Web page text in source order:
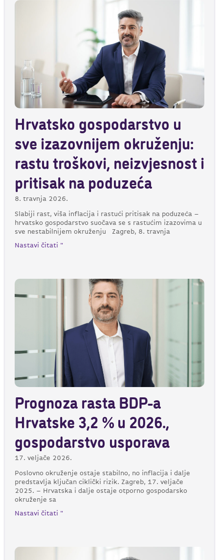
Hrvatsko gospodarstvo u
sve izazovnijem okruženju:
rastu troškovi, neizvjesnost i
pritisak na poduzeća
8. travnja 2026.
Slabiji rast, viša inflacija i rastući pritisak na poduzeća –
hrvatsko gospodarstvo suočava se s rastućim izazovima u
sve nestabilnijem okruženju Zagreb, 8. travnja
Nastavi čitati "
Prognoza rasta BDP-a
Hrvatske 3,2 % u 2026.,
gospodarstvo usporava
17. veljače 2026.
Poslovno okruženje ostaje stabilno, no inflacija i dalje
predstavlja ključan ciklički rizik. Zagreb, 17. veljače
2025. – Hrvatska i dalje ostaje otporno gospodarsko
okruženje sa
Nastavi čitati "